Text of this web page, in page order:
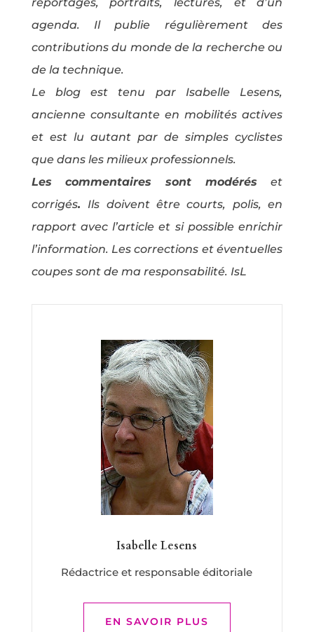
agenda. Il publie régulièrement des
contributions du monde de la recherche ou
de la technique.
Le blog est tenu par Isabelle Lesens,
ancienne consultante en mobilités actives
et est lu autant par de simples cyclistes
que dans les milieux professionnels.
Les commentaires sont modéréset
corrigés. Ils doivent être courts, polis, en
rapport avec l’article et si possible enrichir
l’information. Les corrections et éventuelles
coupes sont de ma responsabilité. IsL
Isabelle Lesens
Rédactrice et responsable éditoriale
EN SAVOIR PLUS